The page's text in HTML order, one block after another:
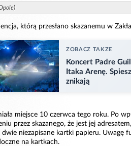
którą przesłano skazanemu w
ZOBACZ TAKZE
Koncert Padre
Itaka Arenę.
znikają
miejsce 10 czerwca tego roku. Po
przez skazanego, że jest jej
niezapisane kartki papieru. Uwagę
na kartkach.